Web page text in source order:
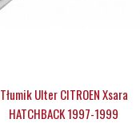
Tłumik Ulter CITROEN Xsara
HATCHBACK 1997-1999